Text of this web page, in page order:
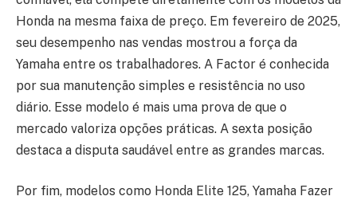
Honda na mesma faixa de preço. Em fevereiro de 2025,
seu desempenho nas vendas mostrou a força da
Yamaha entre os trabalhadores. A Factor é conhecida
por sua manutenção simples e resistência no uso
diário. Esse modelo é mais uma prova de que o
mercado valoriza opções práticas. A sexta posição
destaca a disputa saudável entre as grandes marcas.
Por fim, modelos como Honda Elite 125, Yamaha Fazer